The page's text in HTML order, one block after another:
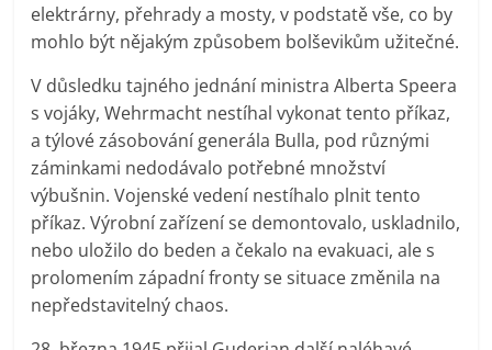
elektrárny, přehrady a mosty, v podstatě vše, co by
mohlo být nějakým způsobem bolševikům užitečné.
V důsledku tajného jednání ministra Alberta Speera
s vojáky, Wehrmacht nestíhal vykonat tento příkaz,
a týlové zásobování generála Bulla, pod různými
záminkami nedodávalo potřebné množství
výbušnin. Vojenské vedení nestíhalo plnit tento
příkaz. Výrobní zařízení se demontovalo, uskladnilo,
nebo uložilo do beden a čekalo na evakuaci, ale s
prolomením západní fronty se situace změnila na
nepředstavitelný chaos.